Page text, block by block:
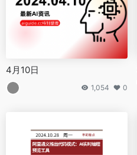
4月10日
1,054 0